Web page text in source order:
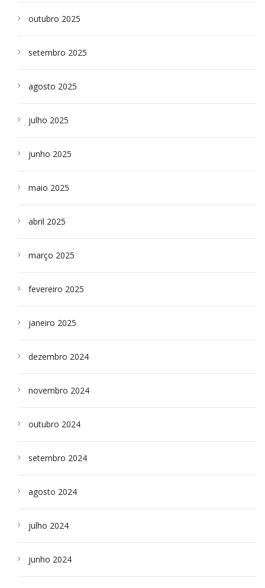
outubro 2025
setembro 2025
agosto 2025
julho 2025
junho 2025
maio 2025
abril 2025
março 2025
fevereiro 2025
janeiro 2025
dezembro 2024
novembro 2024
outubro 2024
setembro 2024
agosto 2024
julho 2024
junho 2024